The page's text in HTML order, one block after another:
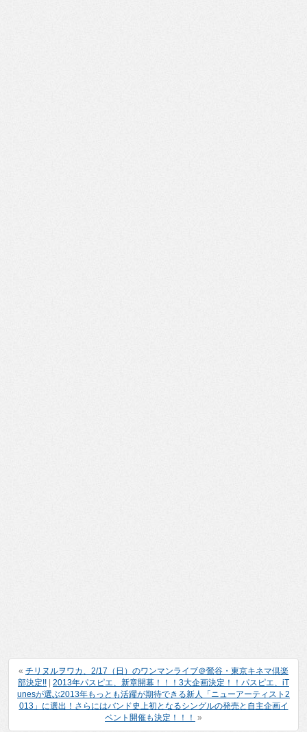
« チリヌルヲワカ、2/17（日）のワンマンライブ＠鶯谷・東京キネマ倶楽
部決定!! | 2013年パスピエ、新章開幕！！！3大企画決定！！パスピエ、iT
unesが選ぶ2013年もっとも活躍が期待できる新人「ニューアーティスト2
013」に選出！さらにはバンド史上初となるシングルの発売と自主企画イ
ベント開催も決定！！！ »